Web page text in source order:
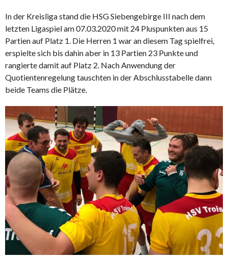
In der Kreisliga stand die HSG Siebengebirge III nach dem
letzten Ligaspiel am 07.03.2020 mit 24 Pluspunkten aus 15
Partien auf Platz 1. Die Herren 1 war an diesem Tag spielfrei,
erspielte sich bis dahin aber in 13 Partien 23 Punkte und
rangierte damit auf Platz 2. Nach Anwendung der
Quotientenregelung tauschten in der Abschlusstabelle dann
beide Teams die Plätze.